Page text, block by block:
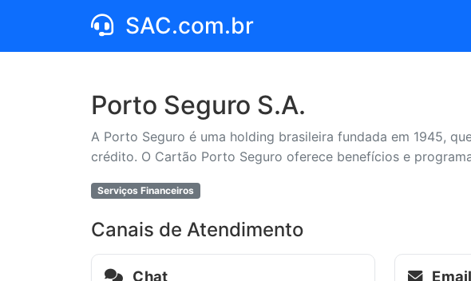
SAC.com.br
Porto Seguro S.A.
A Porto Seguro é uma holding brasileira fundada em 1945,
crédito. O Cartão Porto Seguro oferece benefícios e
Serviços Financeiros
Canais de Atendimento
Chat Email